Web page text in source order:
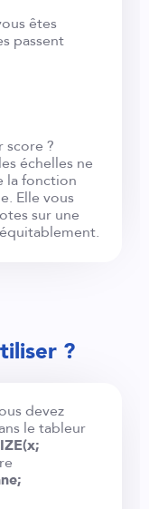
êtes
passent
score ?
échelles ne
la fonction
Elle vous
sur une
?
devez
le tableur